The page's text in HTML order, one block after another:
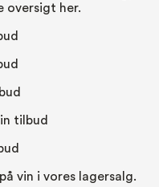
oversigt her.
tilbud
vin i vores lagersalg.